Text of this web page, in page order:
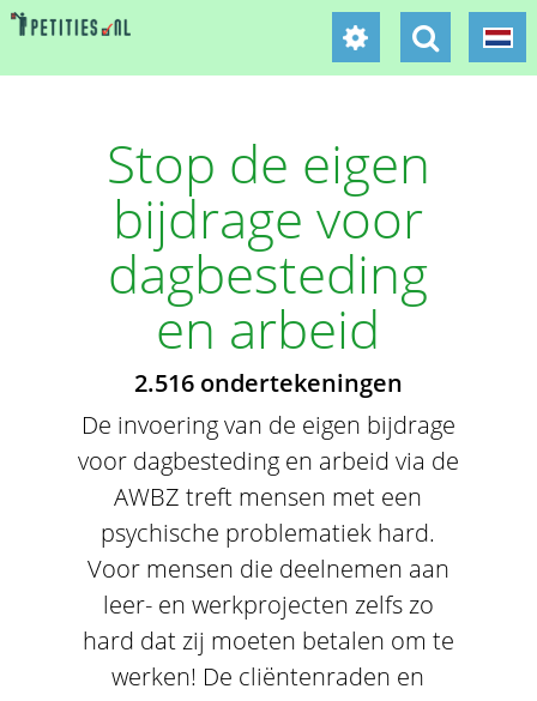
Stop de eigen
bijdrage voor
dagbesteding
en arbeid
2.516 ondertekeningen
De invoering van de eigen bijdrage
voor dagbesteding en arbeid via de
AWBZ treft mensen met een
psychische problematiek hard.
Voor mensen die deelnemen aan
leer- en werkprojecten zelfs zo
hard dat zij moeten betalen om te
werken! De cliëntenraden en